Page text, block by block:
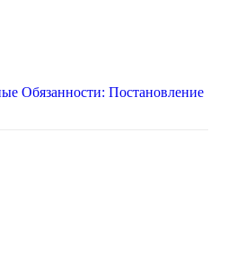
Обязанности: Постановление